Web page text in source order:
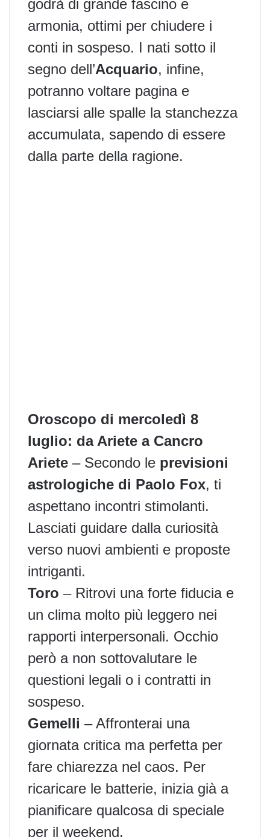
godrà di grande fascino e
armonia, ottimi per chiudere i
conti in sospeso. I nati sotto il
segno dell’Acquario, infine,
potranno voltare pagina e
lasciarsi alle spalle la stanchezza
accumulata, sapendo di essere
dalla parte della ragione.
Oroscopo di mercoledì 8
luglio: da Ariete a Cancro
Ariete – Secondo le previsioni
astrologiche di Paolo Fox, ti
aspettano incontri stimolanti.
Lasciati guidare dalla curiosità
verso nuovi ambienti e proposte
intriganti.
Toro – Ritrovi una forte fiducia e
un clima molto più leggero nei
rapporti interpersonali. Occhio
però a non sottovalutare le
questioni legali o i contratti in
sospeso.
Gemelli – Affronterai una
giornata critica ma perfetta per
fare chiarezza nel caos. Per
ricaricare le batterie, inizia già a
pianificare qualcosa di speciale
per il weekend.